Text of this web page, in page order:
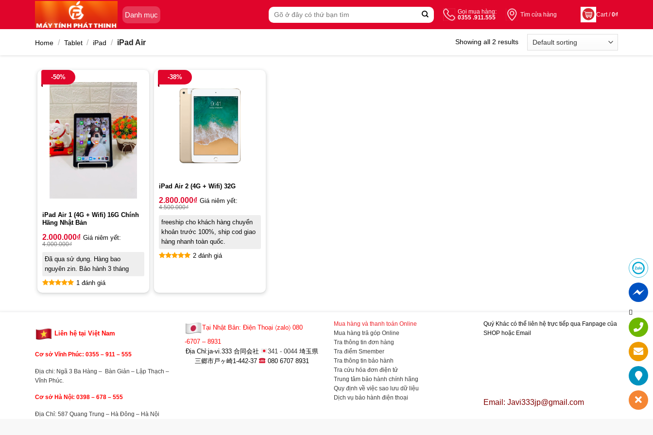
Danh mục
Search
for:
Gọi mua hàng:
0355 .911.555
Tìm cửa hàng Cart /0₫
Home / Tablet / iPad / iPad Air Showing all 2 results
-50%
iPad Air 1 (4G + Wifi) 16G Chính
Hãng Nhật Bản
Rated5.00
2.000.000₫ Giá niêm yết:
4.000.000₫
Đã qua sử dụng. Hàng bao
nguyên zin. Bảo hành 3 tháng
1 đánh giá
-38%
iPad Air 2 (4G + Wifi) 32G
2.800.000₫ Giá niêm yết:
4.500.000₫
freeship cho khách hàng chuyển
khoản trước 100%, ship cod giao
hàng nhanh toàn quốc.
2 đánh giá
Liên hệ tại Việt Nam
Cơ sở Vĩnh Phúc: 0355 – 911 – 555
Địa chi: Ngã 3 Ba Hàng – Bàn Giản – Lập Thạch –
Vĩnh Phúc.
Cơ sở Hà Nội: 0398 – 678 – 555
Địa Chỉ: 587 Quang Trung – Hà Đông – Hà Nội
Tại Nhật Bản: Điện Thoại 〈zalo〉 080
-6707 – 8931
Địa Chỉ:ja-vi.333 合同会社
341 - 0044埼玉県
三郷市戸ヶ崎1-442-37
080 6707 8931
Mua hàng và thanh toán Online
Mua hàng trả góp Online
Tra thông tin đơn hàng
Tra điểm Smember
Tra thông tin bảo hành
Tra cứu hóa đơn điện tử
Trung tâm bảo hành chính hãng
Quy định về việc sao lưu dữ liệu
Dịch vụ bảo hành điện thoại
Quý Khác có thể liên hệ trực tiếp qua Fanpage của
SHOP hoặc Email
Email: Javi333jp@gmail.com